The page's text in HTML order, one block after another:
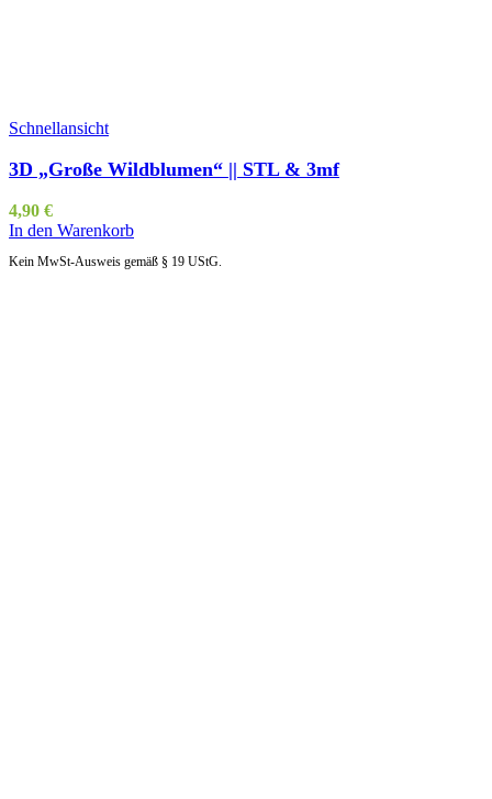
Schnellansicht
3D „Große Wildblumen“ || STL & 3mf
4,90 €
In den Warenkorb
Kein MwSt-Ausweis gemäß § 19 UStG.